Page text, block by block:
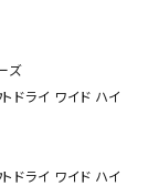
ズ
ドライ ワイド ハイ
ドライ ワイド ハイ